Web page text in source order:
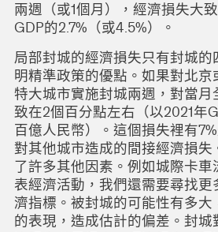
兩週（或1個月），經濟損失大
GDP的2.7%（或4.5%）。
局部封城的經濟損失只有封城的
明精準政策的優點。如果對北京
特大城市實施封城兩週，對當月
致在2個百分點左右（以2021年
百億人民幣）。這個損失裡有
對其他城市造成的間接經濟損失
了許多其他因素。例如城際卡
表經濟活動，我們還需要尋找更
濟指標。被封城的可能性有多大
的表現，造成估計的偏差。封城